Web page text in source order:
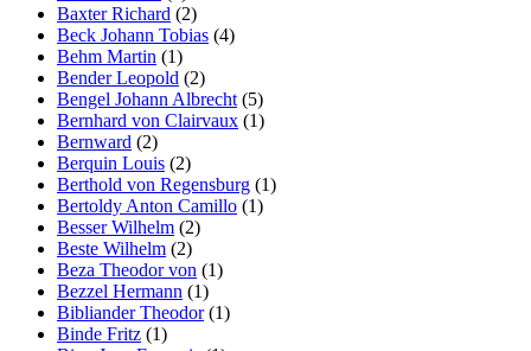
Baxter Richard (2)
Beck Johann Tobias (4)
Behm Martin (1)
Bender Leopold (2)
Bengel Johann Albrecht (5)
Bernhard von Clairvaux (1)
Bernward (2)
Berquin Louis (2)
Berthold von Regensburg (1)
Bertoldy Anton Camillo (1)
Besser Wilhelm (2)
Beste Wilhelm (2)
Beza Theodor von (1)
Bezzel Hermann (1)
Bibliander Theodor(1)
Binde Fritz (1)